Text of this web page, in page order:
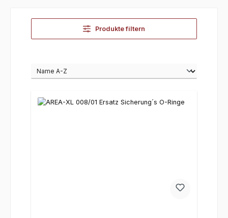
Produkte filtern